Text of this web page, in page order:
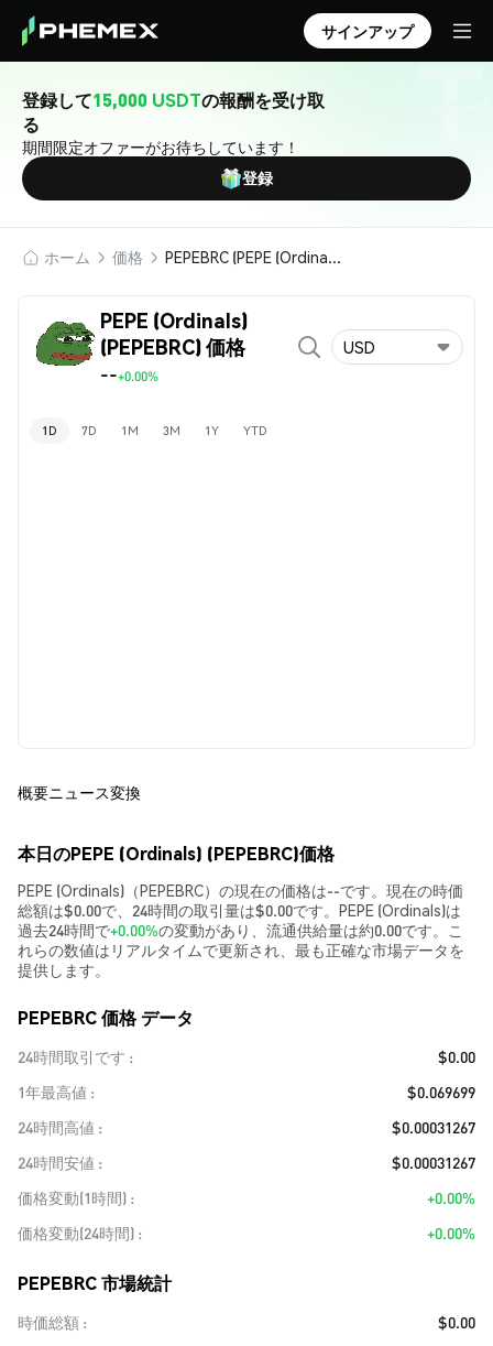
サインアップ
登録して15,000 USDTの報酬を受け取
る
期間限定オファーがお待ちしています！
登録
ホーム 価格 PEPEBRC (PEPE (Ordinals))
PEPE (Ordinals)
(PEPEBRC) 価格
--+0.00%
USD
1D 7D 1M 3M 1Y YTD
概要ニュース変換
本日のPEPE (Ordinals) (PEPEBRC)価格
PEPE (Ordinals)（PEPEBRC）の現在の価格は--です。現在の時価
総額は$0.00で、24時間の取引量は$0.00です。PEPE (Ordinals)は
過去24時間で+0.00%の変動があり、流通供給量は約0.00です。こ
れらの数値はリアルタイムで更新され、最も正確な市場データを
提供します。
PEPEBRC 価格 データ
24時間取引です
$0.00
1年最高値
$0.069699
24時間高値
$0.00031267
24時間安値
$0.00031267
価格変動(1時間)
+0.00%
価格変動(24時間)
+0.00%
PEPEBRC 市場統計
時価総額
$0.00